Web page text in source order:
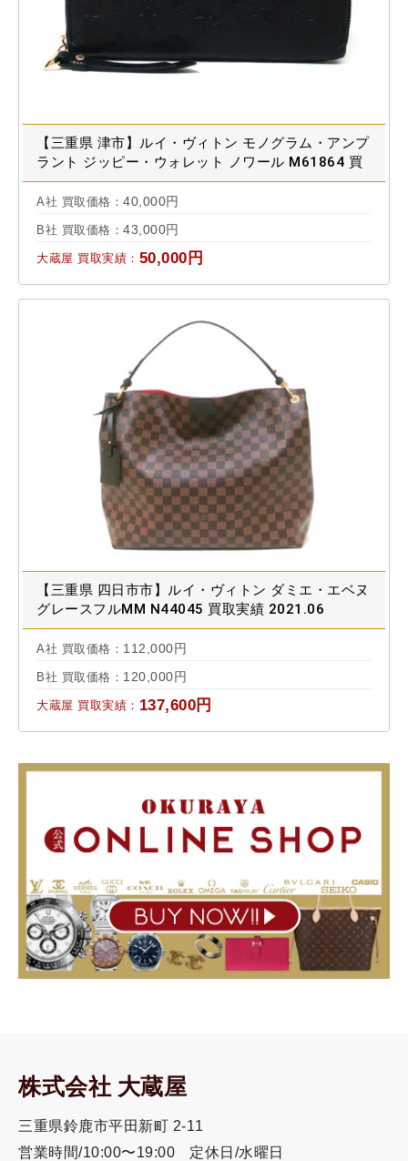
【三重県 津市】ルイ・ヴィトン モノグラム・アンプ
ラント ジッピー・ウォレット ノワール M61864 買
取実績 2024.08
A社 買取価格： 40,000円
B社 買取価格： 43,000円
大蔵屋 買取実績： 50,000円
【三重県 四日市市】ルイ・ヴィトン ダミエ・エベヌ
グレースフルMM N44045 買取実績 2021.06
A社 買取価格： 112,000円
B社 買取価格： 120,000円
大蔵屋 買取実績： 137,600円
株式会社 大蔵屋
三重県鈴鹿市平田新町 2-11
営業時間/10:00〜19:00
定休日/水曜日